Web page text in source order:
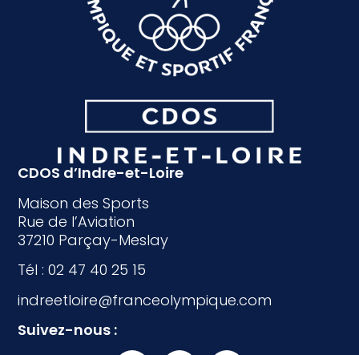
CDOS d’Indre-et-Loire
Maison des Sports
Rue de l’Aviation
37210 Parçay-Meslay
Tél : 02 47 40 25 15
indreetloire@franceolympique.com
Suivez-nous :